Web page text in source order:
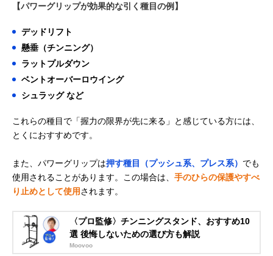
【パワーグリップが効果的な引く種目の例】
デッドリフト
懸垂（チンニング）
ラットプルダウン
ベントオーバーロウイング
シュラッグ など
これらの種目で「握力の限界が先に来る」と感じている方には、
とくにおすすめです。
また、パワーグリップは押す種目（プッシュ系、プレス系） でも
使用されることがあります。この場合は、 手のひらの保護やすべ
り止めとして使用されます。
〈プロ監修〉チンニングスタンド、おすすめ10
選 後悔しないための選び方も解説
Moovoo